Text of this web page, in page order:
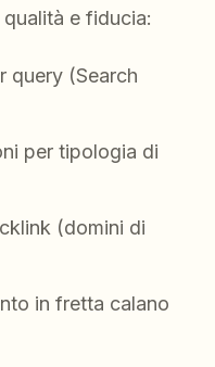
e fiducia:
query (Search
per tipologia di
(domini di
in fretta calano